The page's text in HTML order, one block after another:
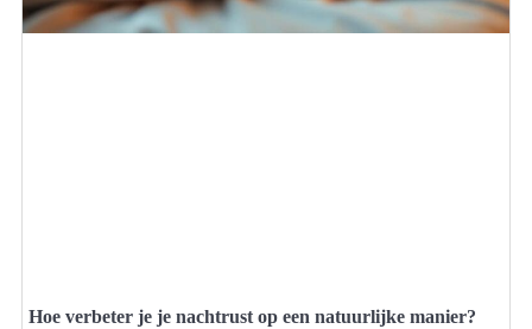
Hoe verbeter je je nachtrust op een natuurlijke manier?